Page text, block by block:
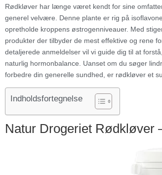
Rødkløver har længe været kendt for sine
generel velvære. Denne plante er rig på
opretholde kroppens østrogenniveauer. Med
produkter der tilbyder de mest effektive og rene
detaljerede anmeldelser vil vi guide dig til at
naturlig hormonbalance. Uanset om du søger
forbedre din generelle sundhed, er rødkløver et
Indholdsfortegnelse
Natur Drogeriet Rødkløver